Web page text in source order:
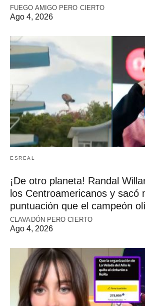
FUEGO AMIGO PERO CIERTO
Ago 4, 2026
ESREAL
¡De otro planeta! Randal
los Centroamericanos y sacó
puntuación que el campeón
CLAVADÓN PERO CIERTO
Ago 4, 2026